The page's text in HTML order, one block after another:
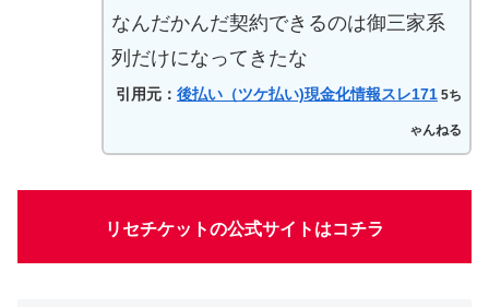
なんだかんだ契約できるのは御三家系
列だけになってきたな
引用元： 後払い（ツケ払い)現金化情報スレ171 5ち
ゃんねる
リセチケットの公式サイトはコチラ